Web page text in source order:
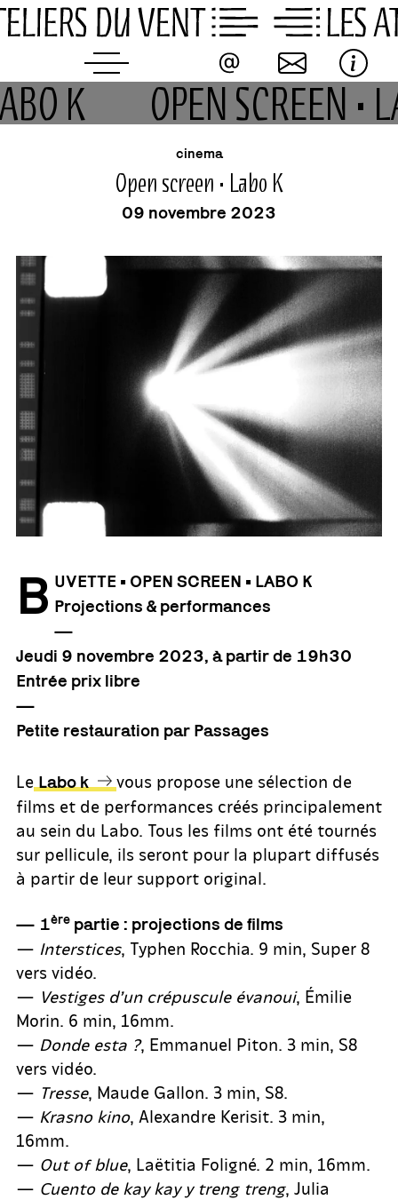
Skip
to
K OPEN SCREEN •
buvette
cinema
Open screen • Labo K
09 novembre 2023
B UVETTE • OPEN SCREEN • LABO K
Projections & performances
—
Jeudi 9 novembre 2023, à partir de 19h30
Entrée prix libre
—
Petite restauration par Passages
Le Labo k
vous propose une sélection de
films et de performances créés principalement
au sein du Labo. Tous les films ont été tournés
sur pellicule, ils seront pour la plupart diffusés
à partir de leur support original.
— 1ère partie : projections de films
— Interstices, Typhen Rocchia. 9 min, Super 8
vers vidéo.
— Vestiges d’un crépuscule évanoui, Émilie
Morin. 6 min, 16mm.
— Donde esta ?, Emmanuel Piton. 3 min, S8
vers vidéo.
— Tresse, Maude Gallon. 3 min, S8.
— Krasno kino, Alexandre Kerisit. 3 min,
16mm.
— Out of blue, Laëtitia Foligné. 2 min, 16mm.
— Cuento de kay kay y treng treng, Julia